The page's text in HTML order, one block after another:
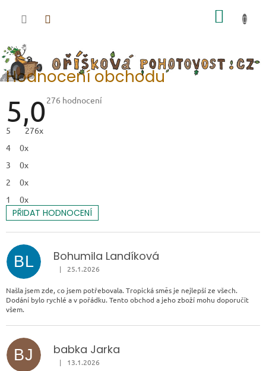
Hodnocení obchodu
5,0Průměrné hodnocení obchodu je 5,0 z 5 hvězdiček.
276 hodnocení
5
276x
4
0x
3
0x
2
0x
1
0x
PŘIDAT HODNOCENÍ
BL Bohumila Landíková
Hodnocení obchodu je 5 z 5 hvězdiček.
| 25.1.2026
Našla jsem zde, co jsem potřebovala. Tropická směs je nejlepší ze všech.
Dodání bylo rychlé a v pořádku. Tento obchod a jeho zboží mohu doporučit
všem.
BJ babka Jarka
Hodnocení obchodu je 5 z 5 hvězdiček.
| 13.1.2026